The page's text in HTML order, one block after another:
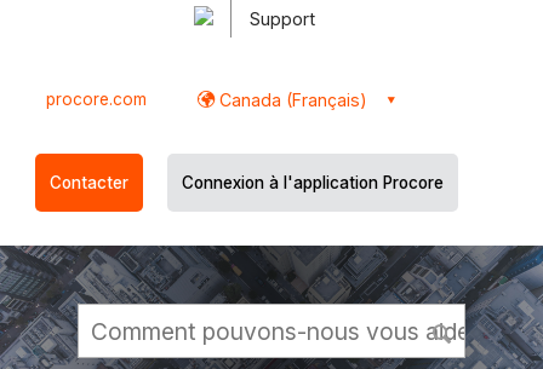
Support
procore.com Canada (Français)
Contacter Connexion à l'application Procore